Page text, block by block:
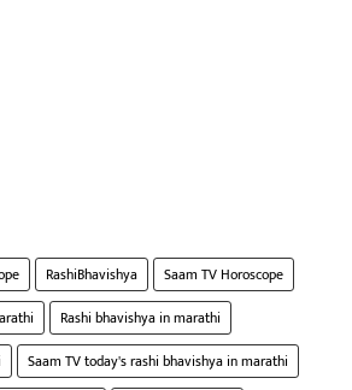
RashiBhavishya
Saam TV Horoscope
Rashi bhavishya in marathi
Saam TV today's rashi bhavishya in marathi